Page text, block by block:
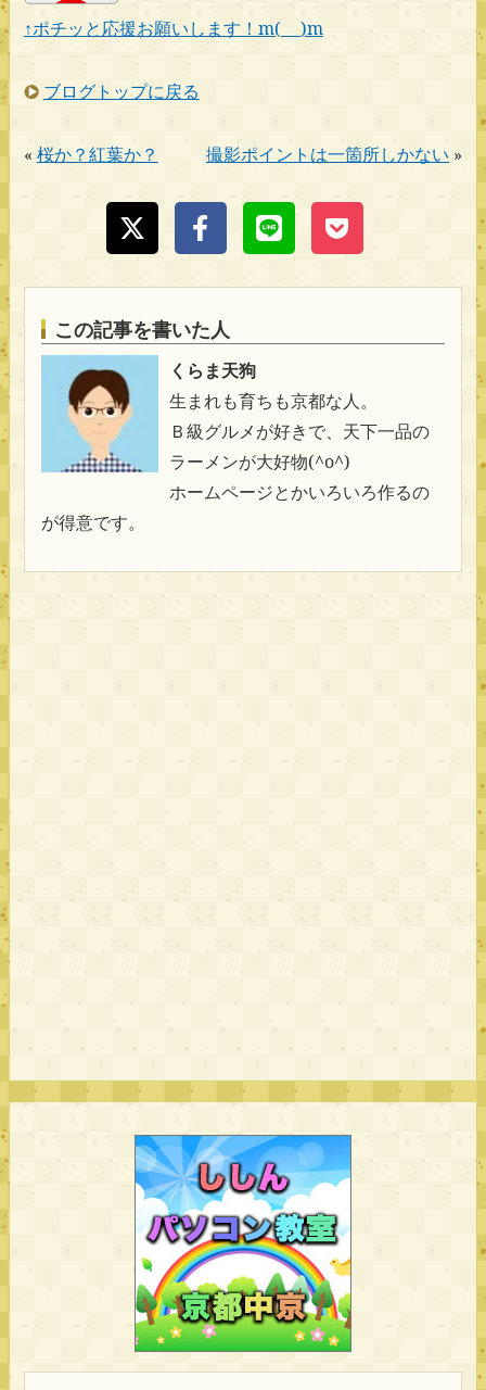
↑ポチッと応援お願いします！m(_ _)m
ブログトップに戻る
« 桜か？紅葉か？ 撮影ポイントは一箇所しかない »
この記事を書いた人
くらま天狗
生まれも育ちも京都な人。
Ｂ級グルメが好きで、天下一品の
ラーメンが大好物(^o^)
ホームページとかいろいろ作るの
が得意です。